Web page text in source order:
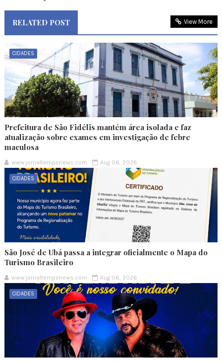
RELATED POST View More
CIDADES
Prefeitura de São Fidélis mantém área isolada e faz
atualização sobre exames em investigação de febre
maculosa
www.jornaltemponews.com Aug 06, 2026
CIDADES
São José de Ubá passa a integrar oficialmente o Mapa do
Turismo Brasileiro
www.jornaltemponews.com Aug 06, 2026
CIDADES